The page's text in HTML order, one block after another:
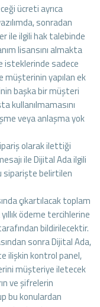
ücreti ayrıca
sonradan
ile ilgili hak talebinde
lisansını almakta
isteklerinde sadece
müşterinin yapılan ek
başka bir müşteri
kullanılmamasını
veya anlaşma yok
olarak ilettiği
ile Dijital Ada ilgili
siparişte belirtilen
çıkartılacak toplam
ödeme tercihlerine
bildirilecektir.
sonra Dijital Ada,
ilişkin kontrol panel,
müşteriye iletecek
ve şifrelerin
bu konulardan